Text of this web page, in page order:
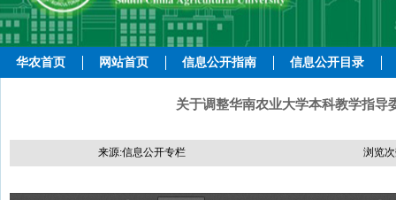
华农首页 网站首页 信息公开指南 信息公开目录
关于调整华南农业大学本科教学指导
来源:信息公开专栏 浏览